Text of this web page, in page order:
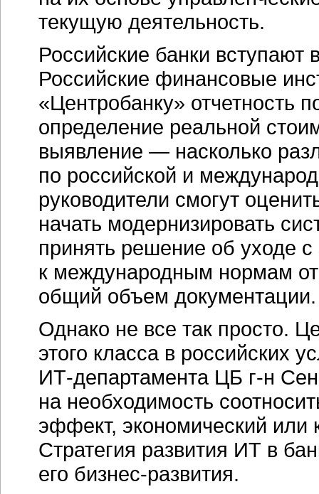
текущую деятельность.
Российские банки
Российские финансовые
«Центробанку» отчетность
определение реальной
выявление — насколько
по российской и
руководители смогут
начать модернизировать
принять решение об уходе
к международным нормам
общий объем документации.
Однако не все так просто.
этого класса в российских
ИТ-департаментаЦБ г-н
на необходимость
эффект, экономический или
Стратегия развития ИТ в
его бизнес-развития.